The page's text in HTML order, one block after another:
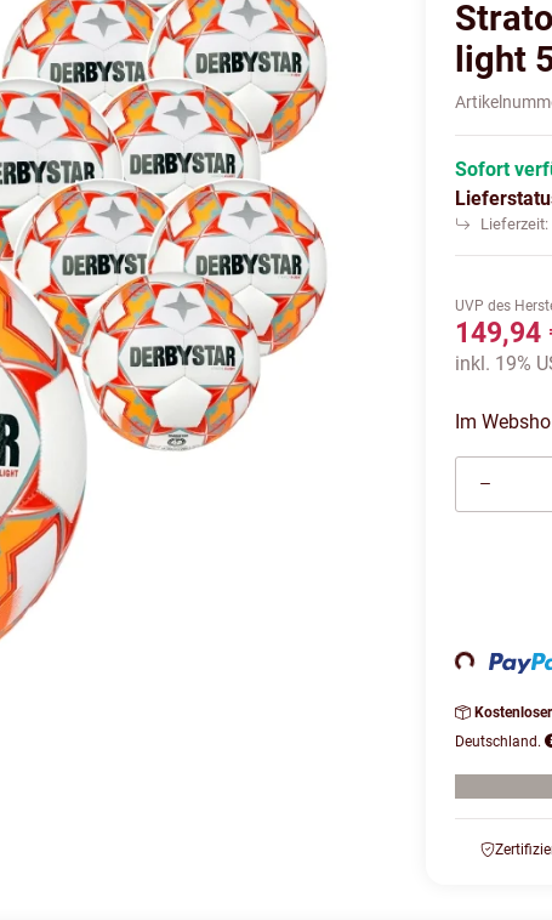
light
Sofort
Lieferzeit:
UVP des
149,94
inkl. 19%
Im
Deutschland.